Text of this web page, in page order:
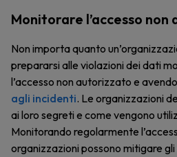
Monitorare l’accesso
Non importa quanto
prepararsi alle violazioni dei dati
l’accesso non autorizzato e
agli incidenti. Le organizzazioni
ai loro segreti e come vengono
Monitorando regolarmente
organizzazioni possono mitigare